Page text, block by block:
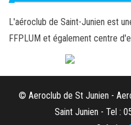
L'aéroclub de Saint-Junien est
FFPLUM et également centre
© Aeroclub de St Junien -
Saint Junien - Tel :